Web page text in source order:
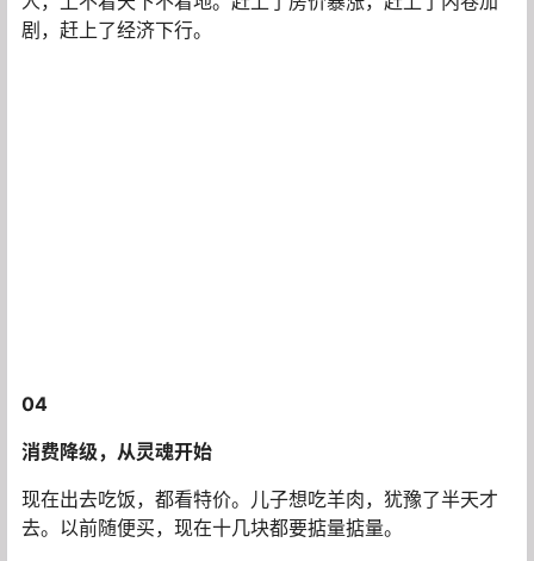
剧，赶上了经济下行。
04
消费降级，从灵魂开始
现在出去吃饭，都看特价。儿子想吃羊肉，犹豫了半天才
去。以前随便买，现在十几块都要掂量掂量。